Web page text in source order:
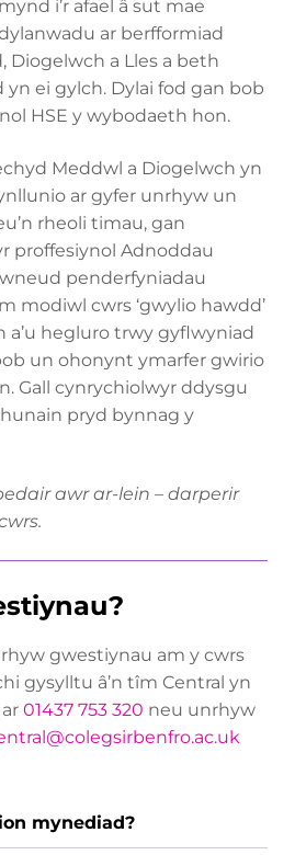
i’r afael â sut mae
ar berfformiad
Diogelwch a Lles a beth
ei gylch. Dylai fod gan bob
HSE y wybodaeth hon.
Meddwl a Diogelwch yn
ar gyfer unrhyw un
rheoli timau, gan
proffesiynol Adnoddau
penderfyniadau
modiwl cwrs ‘gwylio hawdd’
a’u hegluro trwy gyflwyniad
un ohonynt ymarfer gwirio
Gall cynrychiolwyr ddysgu
pryd bynnag y
awr ar-lein – darperir
gwestiynau am y cwrs
gysylltu â’n tîm Central yn
01437 753 320 neu unrhyw
mynediad?